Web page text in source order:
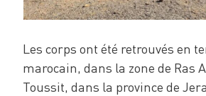
Les corps ont été retrouvés en
marocain, dans la zone de Ras
Toussit, dans la province de